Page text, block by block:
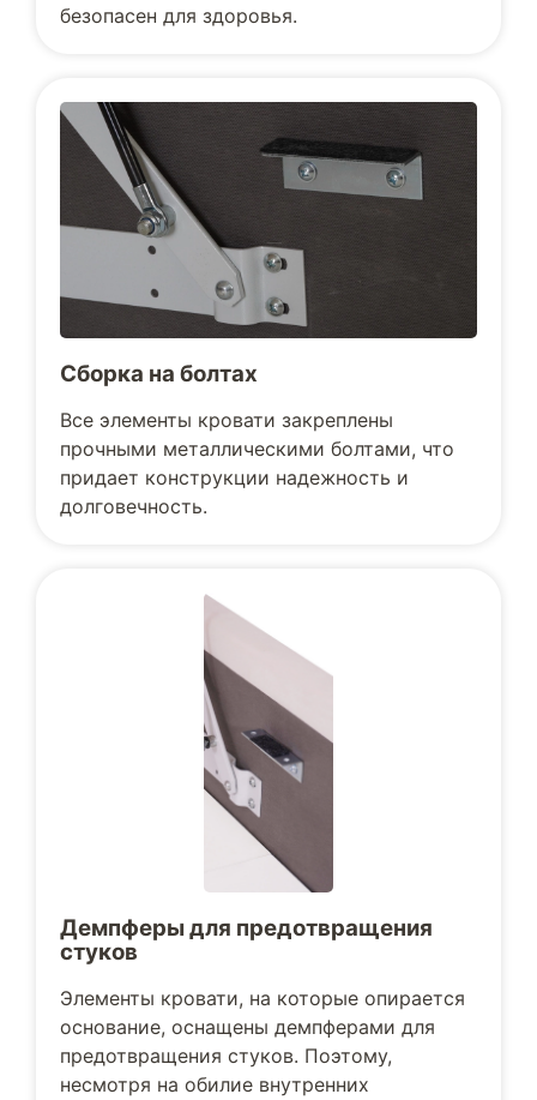
безопасен для здоровья.
Сборка на болтах
Все элементы кровати закреплены
прочными металлическими болтами, что
придает конструкции надежность и
долговечность.
Демпферы для предотвращения
стуков
Элементы кровати, на которые опирается
основание, оснащены демпферами для
предотвращения стуков. Поэтому,
несмотря на обилие внутренних